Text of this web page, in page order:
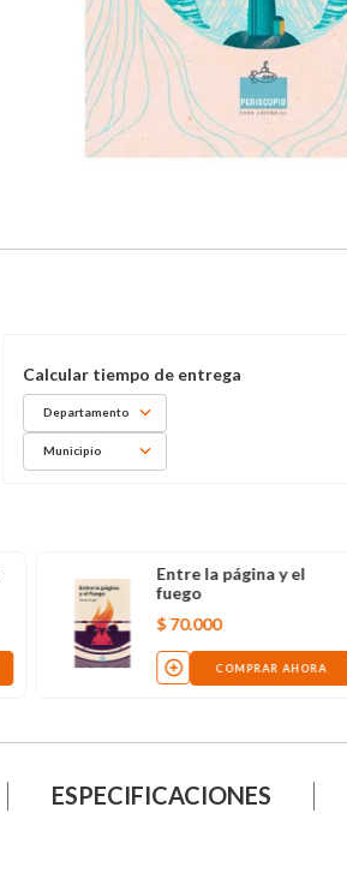
Departamento
Municipio
Entre la página y el
fuego
$ 70.000
COMPRAR AHORA
ESPECIFICACIONES